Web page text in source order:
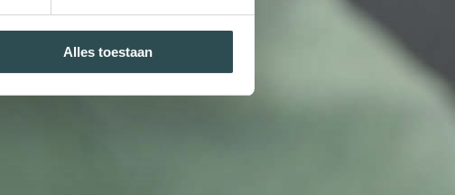
Alles toestaan